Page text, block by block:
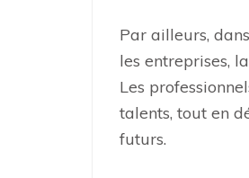
Par ailleurs,
les entreprises,
Les
talents, tout en
futurs.